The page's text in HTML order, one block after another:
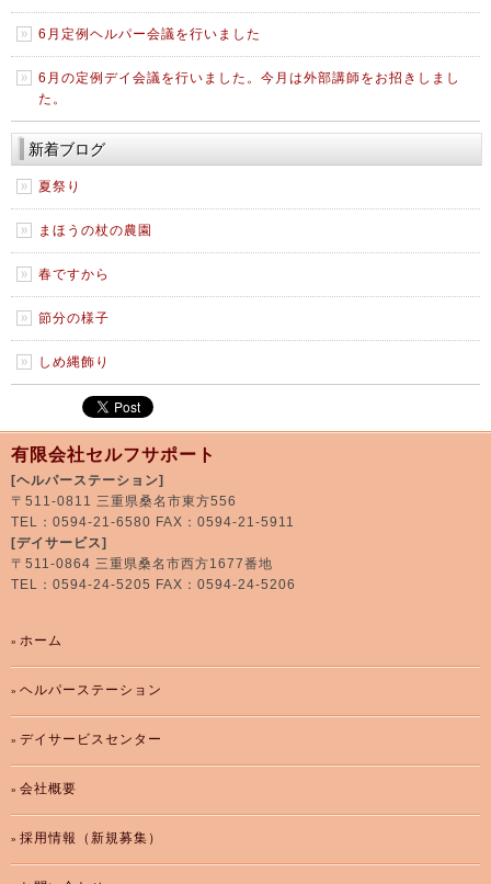
6月定例ヘルパー会議を行いました
6月の定例デイ会議を行いました。今月は外部講師をお招きしまし
た。
新着ブログ
夏祭り
まほうの杖の農園
春ですから
節分の様子
しめ縄飾り
有限会社セルフサポート
[ヘルパーステーション]
〒511-0811 三重県桑名市東方556
TEL：0594-21-6580 FAX：0594-21-5911
[デイサービス]
〒511-0864 三重県桑名市西方1677番地
TEL：0594-24-5205 FAX：0594-24-5206
ホーム
ヘルパーステーション
デイサービスセンター
会社概要
採用情報（新規募集）